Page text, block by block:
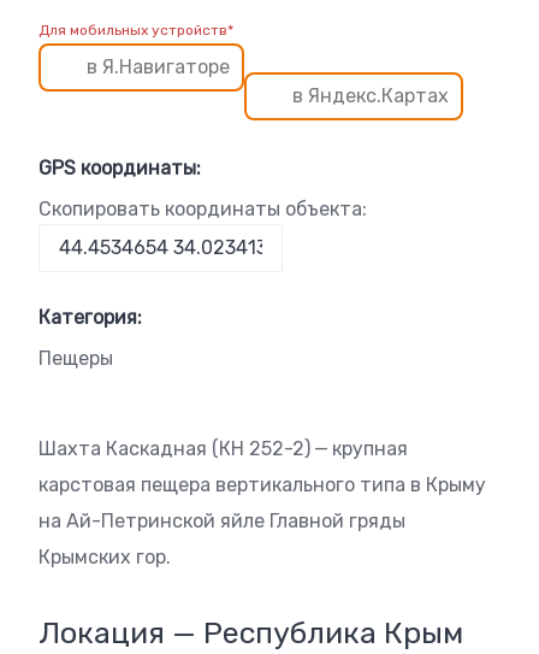
Для мобильных устройств*
в Я.Навигаторе
в Яндекс.Картах
GPS координаты:
Скопировать координаты объекта:
Категория:
Пещеры
Шахта Каскадная (КН 252-2) — крупная
карстовая пещера вертикального типа в Крыму
на Ай-Петринской яйле Главной гряды
Крымских гор.
Локация — Республика Крым